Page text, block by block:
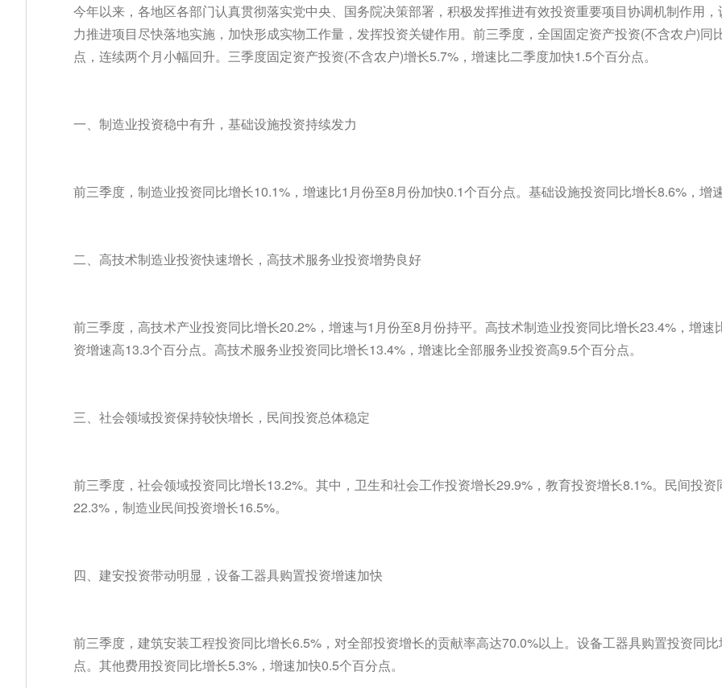
今年以来，各地区各部门认真贯彻落实党中央、国务院决策部署，积极发挥推进有效投资重要项目协调机制作用
力推进项目尽快落地实施，加快形成实物工作量，发挥投资关键作用。前三季度，全国固定资产投资(不含农户)
点，连续两个月小幅回升。三季度固定资产投资(不含农户)增长5.7%，增速比二季度加快1.5个百分点。
一、制造业投资稳中有升，基础设施投资持续发力
前三季度，制造业投资同比增长10.1%，增速比1月份至8月份加快0.1个百分点。基础设施投资同比增长8.6%，增
二、高技术制造业投资快速增长，高技术服务业投资增势良好
前三季度，高技术产业投资同比增长20.2%，增速与1月份至8月份持平。高技术制造业投资同比增长23.4%，增
资增速高13.3个百分点。高技术服务业投资同比增长13.4%，增速比全部服务业投资高9.5个百分点。
三、社会领域投资保持较快增长，民间投资总体稳定
前三季度，社会领域投资同比增长13.2%。其中，卫生和社会工作投资增长29.9%，教育投资增长8.1%。民间投
22.3%，制造业民间投资增长16.5%。
四、建安投资带动明显，设备工器具购置投资增速加快
前三季度，建筑安装工程投资同比增长6.5%，对全部投资增长的贡献率高达70.0%以上。设备工器具购置投资同
点。其他费用投资同比增长5.3%，增速加快0.5个百分点。